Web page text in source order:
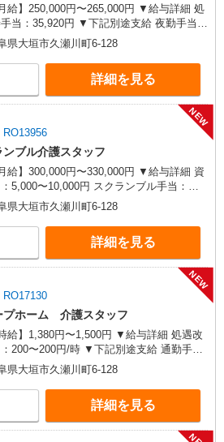
給】250,000円〜265,000円 ▼給与詳細 処
円 ▼下記別途支給 夜勤手当：
（1回） 通勤手当 年末年始手当：380円/時
：年2回（6月・12月） ※業績による 特
平均26.6万円（最高額109万円） ※2025
手当は試用期間中(3ヶ
給なし
県大垣市久瀬川町6-128
詳細を見る
NEW
ンブル介護スタッフ
給】300,000円〜330,000円 ▼給与詳細 資
5,000〜10,000円 スクランブル手当：
円 処遇改善手当：35,920円 住宅手当：規定
勤手当：8,000円 調整手当：0〜100,000円
途支給 夜勤手当：6,000円（1回分） 通勤
始手当：380円/時 賞与年2回（6月・
昇給年1回（4月） 特別報酬：平均34.1万
手当は試用期間中(3ヶ月)は支給なし
県大垣市久瀬川町6-128
詳細を見る
NEW
プホーム 介護スタッフ
給】1,380円〜1,500円 ▼給与詳細 処遇改
200円/時 ▼下記別途支給 通勤手当
：380円/時 寸志あり：年2回（6月・
よる ※処遇改善手当は試用期間
)は支給なし
県大垣市久瀬川町6-128
詳細を見る